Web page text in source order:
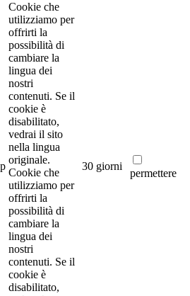
Cookie che
utilizziamo per
offrirti la
possibilità di
cambiare la
lingua dei
nostri
contenuti. Se il
cookie è
disabilitato,
vedrai il sito
nella lingua
originale.
Cookie che
utilizziamo per
offrirti la
possibilità di
cambiare la
lingua dei
nostri
contenuti. Se il
cookie è
disabilitato,
30 giorni
permettere